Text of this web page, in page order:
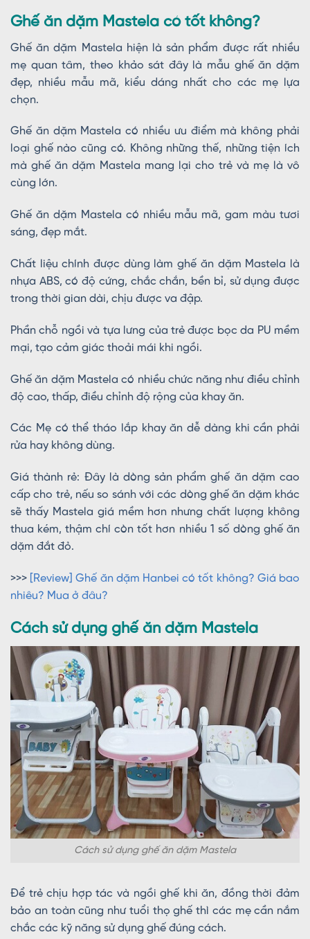
Ghế ăn dặm Mastela có tốt không?
Ghế ăn dặm Mastela hiện là sản phẩm được rất nhiều
mẹ quan tâm, theo khảo sát đây là mẫu ghế ăn dặm
đẹp, nhiều mẫu mã, kiểu dáng nhất cho các mẹ lựa
chọn.
Ghế ăn dặm Mastela có nhiều ưu điểm mà không phải
loại ghế nào cũng có. Không những thế, những tiện ích
mà ghế ăn dặm Mastela mang lại cho trẻ và mẹ là vô
cùng lớn.
Ghế ăn dặm Mastela có nhiều mẫu mã, gam màu tươi
sáng, đẹp mắt.
Chất liệu chính được dùng làm ghế ăn dặm Mastela là
nhựa ABS, có độ cứng, chắc chắn, bền bỉ, sử dụng được
trong thời gian dài, chịu được va đập.
Phần chỗ ngồi và tựa lưng của trẻ được bọc da PU mềm
mại, tạo cảm giác thoải mái khi ngồi.
Ghế ăn dặm Mastela có nhiều chức năng như điều chỉnh
độ cao, thấp, điều chỉnh độ rộng của khay ăn.
Các Mẹ có thể tháo lắp khay ăn dễ dàng khi cần phải
rửa hay không dùng.
Giá thành rẻ: Đây là dòng sản phẩm ghế ăn dặm cao
cấp cho trẻ, nếu so sánh với các dòng ghế ăn dặm khác
sẽ thấy Mastela giá mềm hơn nhưng chất lượng không
thua kém, thậm chí còn tốt hơn nhiều 1 số dòng ghế ăn
dặm đắt đỏ.
>>>
[Review] Ghế ăn dặm Hanbei có tốt không? Giá bao
nhiêu? Mua ở đâu?
Cách sử dụng ghế ăn dặm Mastela
Cách sử dụng ghế ăn dặm Mastela
Để trẻ chịu hợp tác và ngồi ghế khi ăn, đồng thời đảm
bảo an toàn cũng như tuổi thọ ghế thì các mẹ cần nắm
chắc các kỹ năng sử dụng ghế đúng cách.